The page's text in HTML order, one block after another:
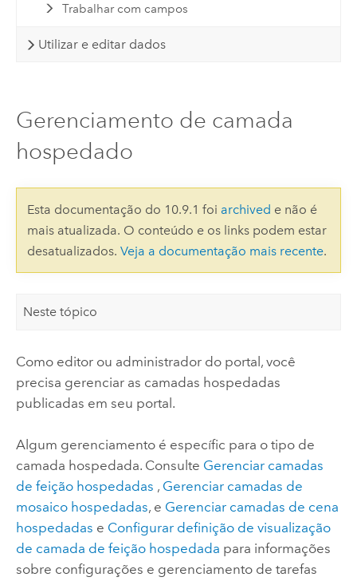
Trabalhar com campos
Utilizar e editar dados
Gerenciamento de camada
hospedado
Esta documentação do 10.9.1 foi archived e não é
mais atualizada. O conteúdo e os links podem estar
desatualizados. Veja a documentação mais recente.
Neste tópico
Como editor ou administrador do portal, você
precisa gerenciar as camadas hospedadas
publicadas em seu portal.
Algum gerenciamento é específic para o tipo de
camada hospedada. Consulte Gerenciar camadas
de feição hospedadas , Gerenciar camadas de
mosaico hospedadas, e Gerenciar camadas de cena
hospedadas e Configurar definição de visualização
de camada de feição hospedada para informações
sobre configurações e gerenciamento de tarefas